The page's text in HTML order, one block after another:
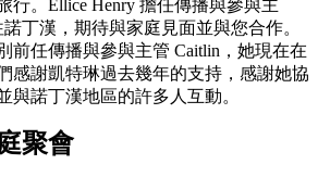
行。Ellice Henry 擔任傳播與參與主
丁漢，期待與家庭見面並與您合作。
前任傳播與參與主管 Caitlin，她現在在
感謝凱特琳過去幾年的支持，感謝她協
與諾丁漢地區的許多人互動。
聚會